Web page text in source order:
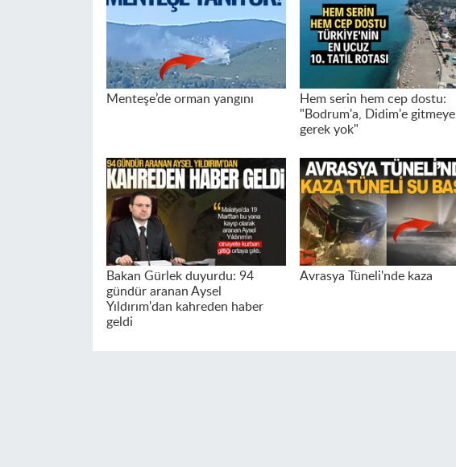
Menteşe’de orman yangını
Hem serin hem cep dostu:
"Bodrum'a, Didim'e gitmeye
gerek yok"
Bakan Gürlek duyurdu: 94
gündür aranan Aysel
Yıldırım'dan kahreden haber
geldi
Avrasya Tüneli'nde kaza